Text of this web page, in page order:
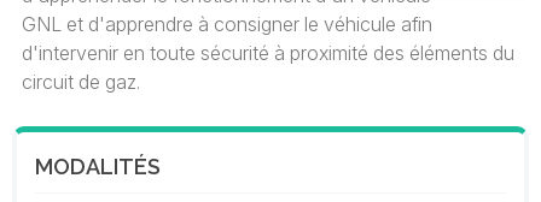
GNL et d'apprendre à consigner le véhicule afin
d'intervenir en toute sécurité à proximité des éléments du
circuit de gaz.
MODALITÉS